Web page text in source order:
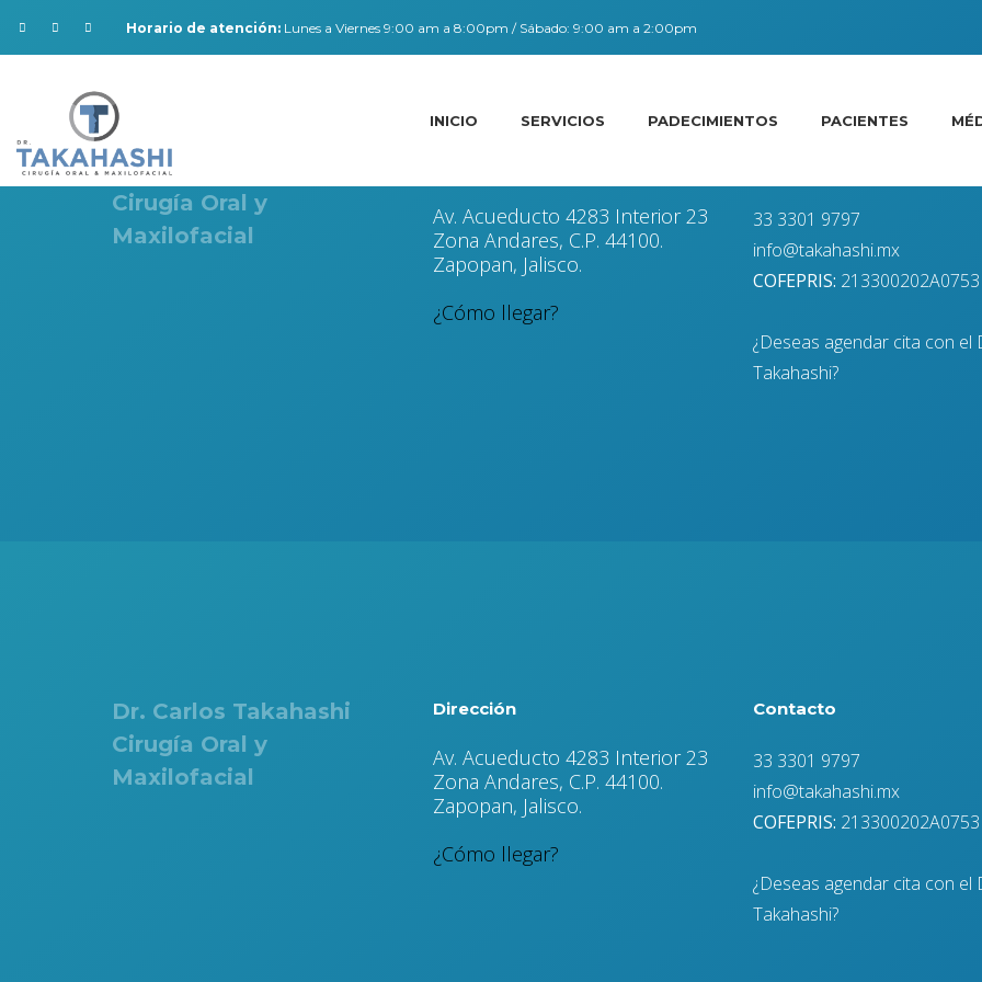
Horario de atención: Lunes a Viernes 9:00 am a 8:00pm / Sábado: 9:00 am a 2:00pm
INICIO SERVICIOS PADECIMIENTOS PACIENTES
Dr. Carlos Takahashi
Cirugía Oral y
Maxilofacial
Av. Acueducto 4283 Interior 23
Zona Andares, C.P. 44100.
Zapopan, Jalisco.
¿Cómo llegar?
33 3301 9797
info@takahashi.mx
COFEPRIS: 213300202A0753
¿Deseas agendar cita con el
Takahashi?
Dr. Carlos Takahashi
Cirugía Oral y
Maxilofacial
Dirección
Av. Acueducto 4283 Interior 23
Zona Andares, C.P. 44100.
Zapopan, Jalisco.
¿Cómo llegar?
Contacto
33 3301 9797
info@takahashi.mx
COFEPRIS: 213300202A0753
¿Deseas agendar cita con el
Takahashi?